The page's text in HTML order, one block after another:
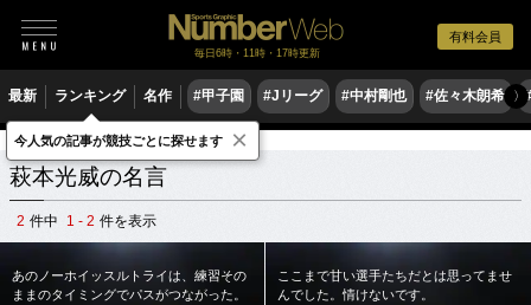
有料会員
毎日6時・11時・17時更新
最新 ランキング 名作 #甲子園 #Jリーグ #中村剛也 #佐々木朗希 〉
スポーツ名言集 ハ 萩本光威
萩本光威の名言
2 件中 1 - 2 件を表示
あのノーホイッスルトライは、練習その
ままのタイミングでパスがつながった。
ここまで甘い選手たちだとは思ってませ
んでした。情けないです。
今人気の記事が競技ごとに探せます ×